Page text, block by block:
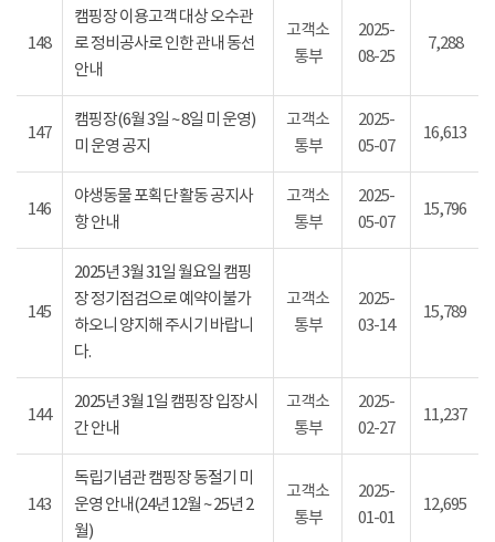
148
캠핑장 이용고객 대상 오수관
로 정비공사로 인한 관내 동선
안내
고객소
통부
2025-
08-25
7,288
147
캠핑장(6월 3일 ~ 8일 미 운영)
미 운영 공지
고객소
통부
2025-
05-07
16,613
146
야생동물 포획단 활동 공지사
항 안내
고객소
통부
2025-
05-07
15,796
145
2025년 3월 31일 월요일 캠핑
장 정기점검으로 예약이불가
하오니 양지해 주시기 바랍니
다.
고객소
통부
2025-
03-14
15,789
144
2025년 3월 1일 캠핑장 입장시
간 안내
고객소
통부
2025-
02-27
11,237
143
독립기념관 캠핑장 동절기 미
운영 안내(24년 12월 ~ 25년 2
월)
고객소
통부
2025-
01-01
12,695